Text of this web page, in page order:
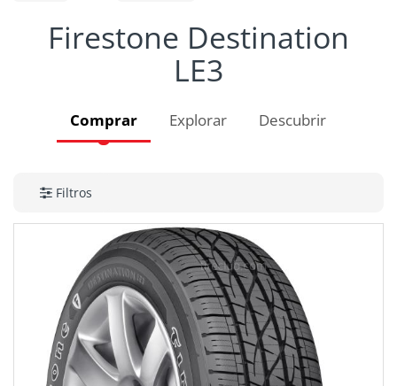
Firestone Destination
LE3
Comprar Explorar Descubrir
Filtros